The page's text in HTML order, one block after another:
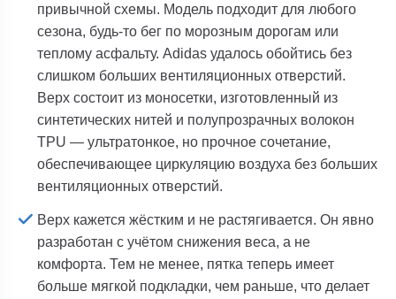
привычной схемы. Модель подходит для любого
сезона, будь-то бег по морозным дорогам или
теплому асфальту. Adidas удалось обойтись без
слишком больших вентиляционных отверстий.
Верх состоит из моносетки, изготовленный из
синтетических нитей и полупрозрачных волокон
TPU — ультратонкое, но прочное сочетание,
обеспечивающее циркуляцию воздуха без больших
вентиляционных отверстий.
Верх кажется жёстким и не растягивается. Он явно
разработан с учётом снижения веса, а не
комфорта. Тем не менее, пятка теперь имеет
больше мягкой подкладки, чем раньше, что делает